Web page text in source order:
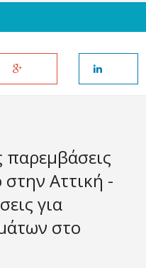
παρεμβάσεις
Αττική -
για
στο